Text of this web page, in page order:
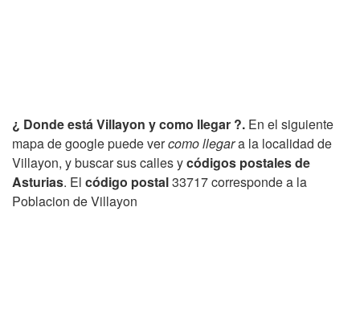
¿ Donde está Villayon y como llegar ?. En el siguiente
mapa de google puede vercomo llegara la localidad de
Villayon, y buscar sus calles ycódigos postales de
Asturias. El código postal33717 corresponde a la
Poblacion de Villayon